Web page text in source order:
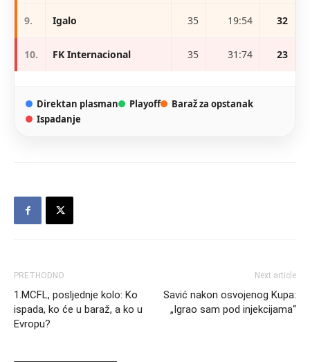
9. Igalo 35 19:54 32
10. FK Internacional 35 31:74 23
Direktan plasman Playoff
Baraž za opstanak
Ispadanje
PRETHODNO
1.MCFL, posljednje kolo: Ko
ispada, ko će u baraž, a ko u
Evropu?
Next article
Savić nakon osvojenog Kupa:
„Igrao sam pod injekcijama“